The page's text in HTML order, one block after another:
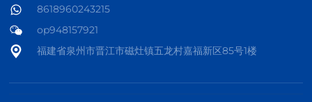
8618960243215
op948157921
福建省泉州市晋江市磁灶镇五龙村嘉福新区85号1楼